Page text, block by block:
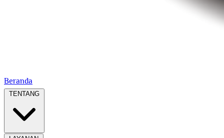
Beranda
TENTANG